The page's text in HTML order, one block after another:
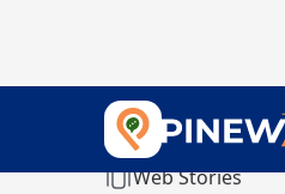
Home
Web Stories